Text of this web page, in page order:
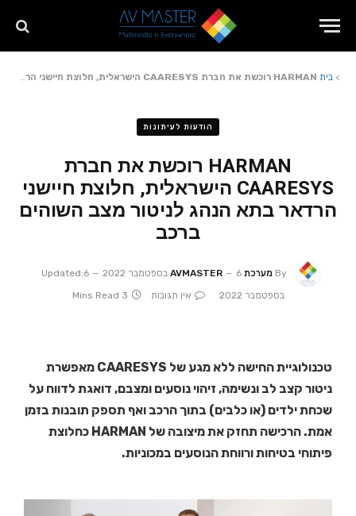
> בית HARMAN רוכשת את חברת CAARESYS הישראלית, חלוצת חיישני הרדאר בתא הנהג לניטור מצב השוהים ברכב
הודעות לעיתונות
HARMAN רוכשת את חברת
CAARESYS הישראלית, חלוצת חיישני
הרדאר בתא הנהג לניטור מצב השוהים
ברכב
By מערכת AVMASTER6 בספטמבר 2022 Updated:6
בספטמבר 2022
אין תגובות 3 Mins Read
טכנולוגיית החישה ללא מגע של CAARESYS מאפשרת
ניטור קצב לב ונשימה, זיהוי נוסעים ומצבם, דואגת לדווח על
שכחת ילדים (או כלבים) בתוך הרכב ואף תספק תובנות בזמן
אמת. הרכישה תחזק את מיצובה של HARMAN כחלוצת
פיתוחי בטיחות ורווחת הנוסעים במכוניות.